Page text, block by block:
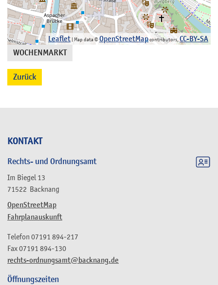
KONTAKT
Rechts- und Ordnungsamt
Im Biegel 13
71522 Backnang
OpenStreetMap
Fahrplanauskunft
rechts-ordnungsamt@backnang.de
Telefon 07191 894-217
Fax07191 894-130
Öffnungszeiten
Leaflet | Map data ©OpenStreetMapcontributors,CC-BY-SA
WOCHENMARKT
Zurück